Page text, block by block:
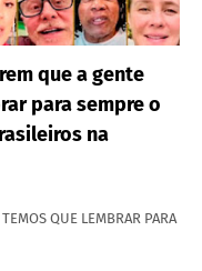
que a gente
para sempre o
na
QUE LEMBRAR PARA